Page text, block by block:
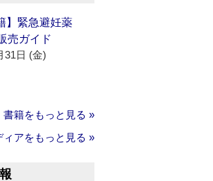
】緊急避妊薬
売ガイド
31日 (金)
書籍をもっと見る »
ィアをもっと見る »